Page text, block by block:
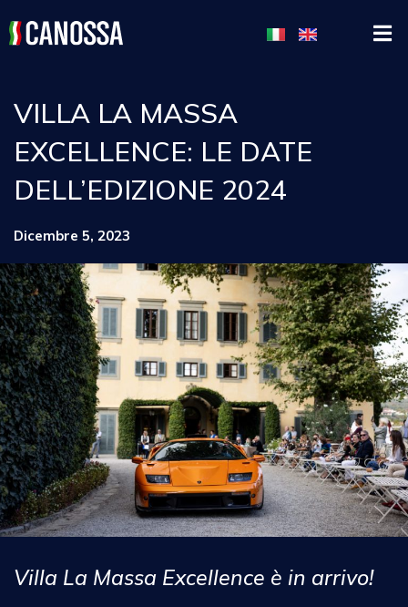
VILLA LA MASSA
EXCELLENCE: LE DATE
DELL’EDIZIONE 2024
Dicembre 5, 2023
Villa La Massa Excellence è in arrivo!